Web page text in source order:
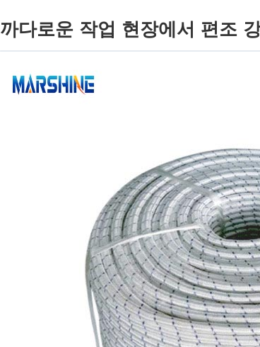
까다로운 작업 현장에서 편조